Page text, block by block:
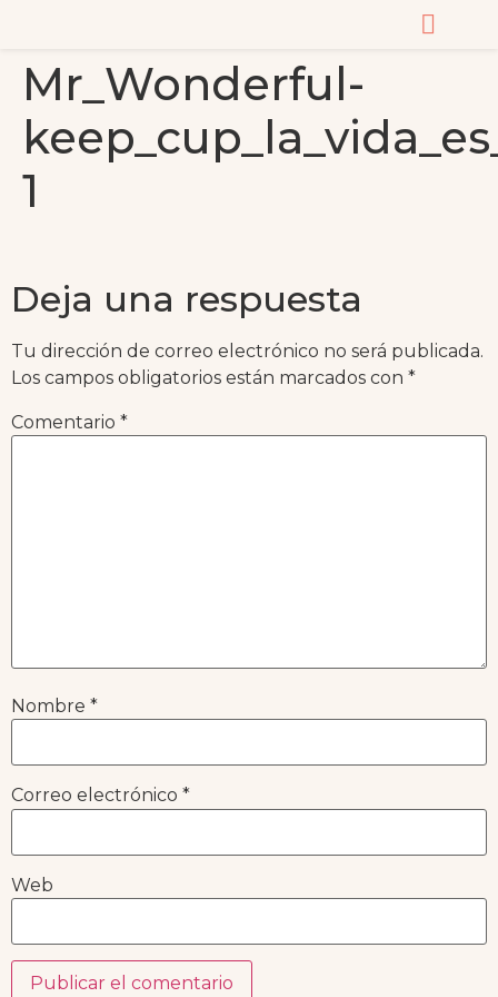
Mr_Wonderful-
1
Deja una respuesta
Tu dirección de correo electrónico no será publicada.
Los campos obligatorios están marcados con *
Comentario *
Nombre *
Correo electrónico *
Web